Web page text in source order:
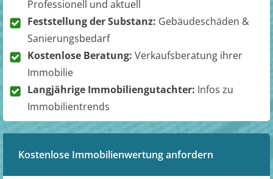
Professionell und aktuell
Feststellung der Substanz: Gebäudeschäden &
Sanierungsbedarf
Kostenlose Beratung: Verkaufsberatung ihrer
Immobilie
Langjährige Immobiliengutachter: Infos zu
Immobilientrends
Kostenlose Immobilienwertung anfordern